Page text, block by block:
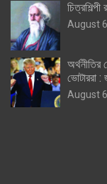
চিত্রশিল্পী
August
অর্থনীতির
ভোটাররা :
August